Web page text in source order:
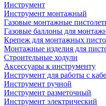
Инструмент
Инструмент монтажный
Газовые монтажные
Газовые баллоны для
Крепеж для монтажных
Монтажные изделия для
Строительные ходули
Аксессуары к инструменту
Инструмент для работы с
Инструмент ручной
Инструмент разметочный
Инструмент электрический